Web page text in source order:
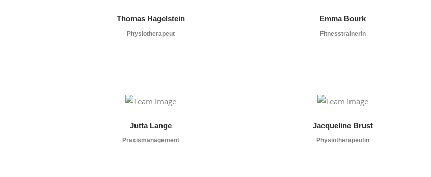
Thomas Hagelstein
Physiotherapeut
Emma Bourk
Fitnesstrainerin
Jutta Lange
Praxismanagement
Jacqueline Brust
Physiotherapeutin